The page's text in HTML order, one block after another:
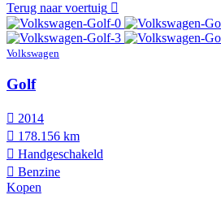
Terug naar voertuig
Volkswagen
Golf
2014
178.156 km
Hand­geschakeld
Benzine
Kopen